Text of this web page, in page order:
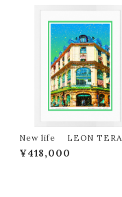
New life LEON
MA版画作品５５作限定（オ
ン限定特典付き作品〉
¥418,000